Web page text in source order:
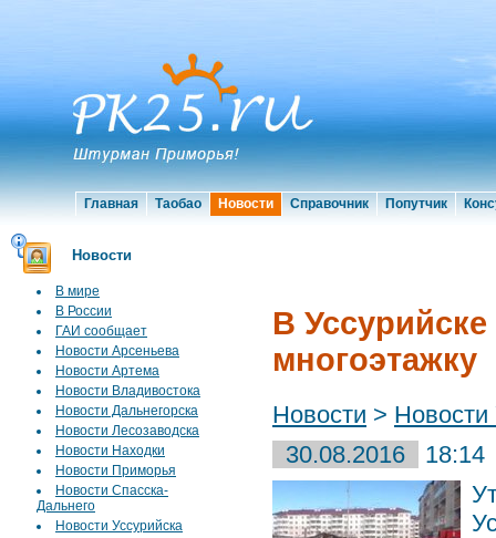
Главная Таобао Новости Справочник Попутчик
Новости
В мире
В России
ГАИ сообщает
Новости Арсеньева
Новости Артема
Новости Владивостока
Новости Дальнегорска
Новости Лесозаводска
Новости Находки
Новости Приморья
Новости Спасска-
Дальнего
Новости Уссурийска
В
многоэтажку
Новости > Новости
30.08.2016
18:14